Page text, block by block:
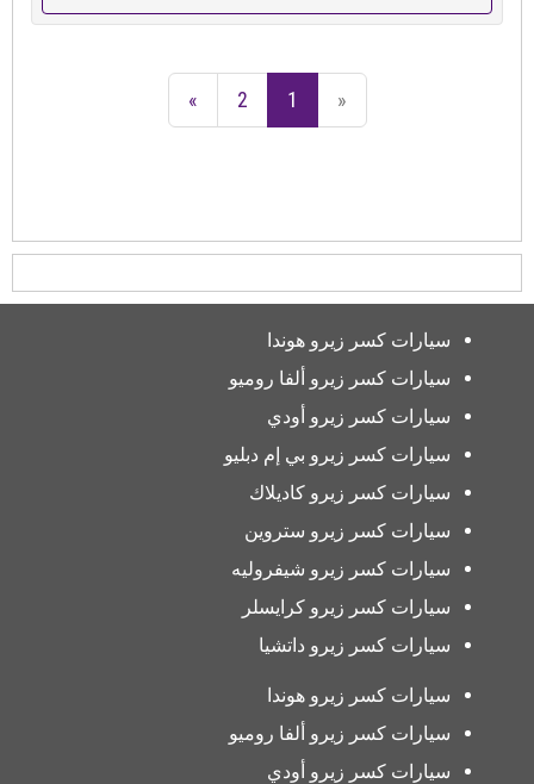
«
1
2
»
سيارات كسر زيرو هوندا
سيارات كسر زيرو ألفا روميو
سيارات كسر زيرو أودي
سيارات كسر زيرو بي إم دبليو
سيارات كسر زيرو كاديلاك
سيارات كسر زيرو ستروين
سيارات كسر زيرو شيفروليه
سيارات كسر زيرو كرايسلر
سيارات كسر زيرو داتشيا
سيارات كسر زيرو هوندا
سيارات كسر زيرو ألفا روميو
سيارات كسر زيرو أودي